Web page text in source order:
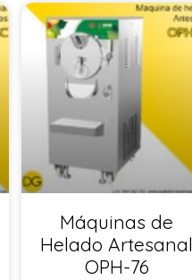
Máquinas de
Helado Artesanal
OPH-76